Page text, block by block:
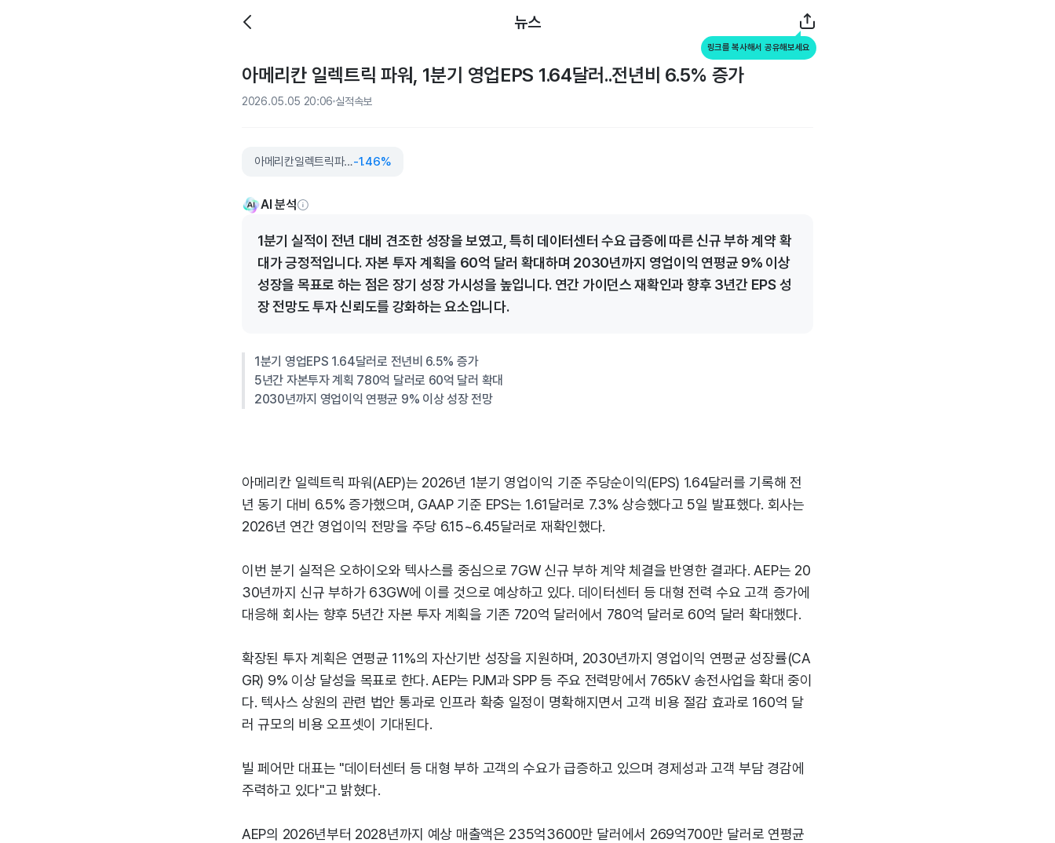
뉴스
링크를 복사해서 공유해보세요
아메리칸 일렉트릭 파워, 1분기 영업EPS 1.64달러..전년비 6.5% 증가
2026.05.05 20:06 실적속보
아메리칸일렉트릭파워-1.46%
AI 분석
1분기 실적이 전년 대비 견조한 성장을 보였고, 특히 데이터센터 수요 급증에 따른 신규 부하 계약 확
대가 긍정적입니다. 자본 투자 계획을 60억 달러 확대하며 2030년까지 영업이익 연평균 9% 이상
성장을 목표로 하는 점은 장기 성장 가시성을 높입니다. 연간 가이던스 재확인과 향후 3년간 EPS 성
장 전망도 투자 신뢰도를 강화하는 요소입니다.
1분기 영업EPS 1.64달러로 전년비 6.5% 증가
5년간 자본투자 계획 780억 달러로 60억 달러 확대
2030년까지 영업이익 연평균 9% 이상 성장 전망
아메리칸 일렉트릭 파워(AEP)는 2026년 1분기 영업이익 기준 주당순이익(EPS) 1.64달러를 기록해 전
년 동기 대비 6.5% 증가했으며, GAAP 기준 EPS는 1.61달러로 7.3% 상승했다고 5일 발표했다. 회사는
2026년 연간 영업이익 전망을 주당 6.15~6.45달러로 재확인했다.
이번 분기 실적은 오하이오와 텍사스를 중심으로 7GW 신규 부하 계약 체결을 반영한 결과다. AEP는 20
30년까지 신규 부하가 63GW에 이를 것으로 예상하고 있다. 데이터센터 등 대형 전력 수요 고객 증가에
대응해 회사는 향후 5년간 자본 투자 계획을 기존 720억 달러에서 780억 달러로 60억 달러 확대했다.
확장된 투자 계획은 연평균 11%의 자산기반 성장을 지원하며, 2030년까지 영업이익 연평균 성장률(CA
GR) 9% 이상 달성을 목표로 한다. AEP는 PJM과 SPP 등 주요 전력망에서 765kV 송전사업을 확대 중이
다. 텍사스 상원의 관련 법안 통과로 인프라 확충 일정이 명확해지면서 고객 비용 절감 효과로 160억 달
러 규모의 비용 오프셋이 기대된다.
빌 페어만 대표는 "데이터센터 등 대형 부하 고객의 수요가 급증하고 있으며 경제성과 고객 부담 경감에
주력하고 있다"고 밝혔다.
AEP의 2026년부터 2028년까지 예상 매출액은 235억3600만 달러에서 269억700만 달러로 연평균